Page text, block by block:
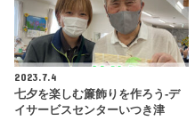
2023.7.4
七夕を楽しむ簾飾りを作ろう-デ
イサービスセンターいつき津